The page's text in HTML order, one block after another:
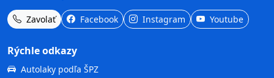
Zavolať Facebook Instagram Youtube
Rýchle odkazy
Autolaky podľa ŠPZ